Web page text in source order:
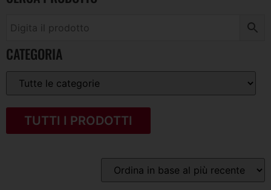
CATEGORIA
TUTTI I PRODOTTI